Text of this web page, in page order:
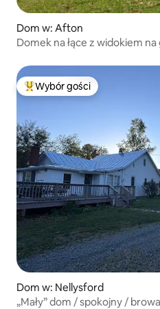
Dom w: Afton
Domek na łące z widokiem
Najpopularniejsze z kategorii
Wybór gości
Dom w: Nellysford
„Mały” dom / spokojny /